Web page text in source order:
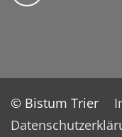
© Bistum Trier